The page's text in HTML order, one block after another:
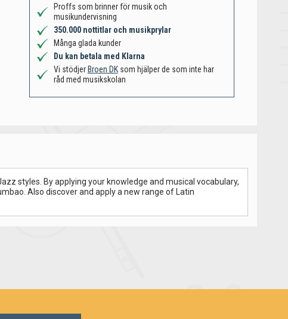
Proffs som brinner för musik och
musikundervisning
350.000 nottitlar och musikprylar
Många glada kunder
Du kan betala med Klarna
Vi stödjer Broen DKsom hjälper de som inte har
råd med musikskolan
styles. By applying your knowledge and musical vocabulary,
Also discover and apply a new range of Latin